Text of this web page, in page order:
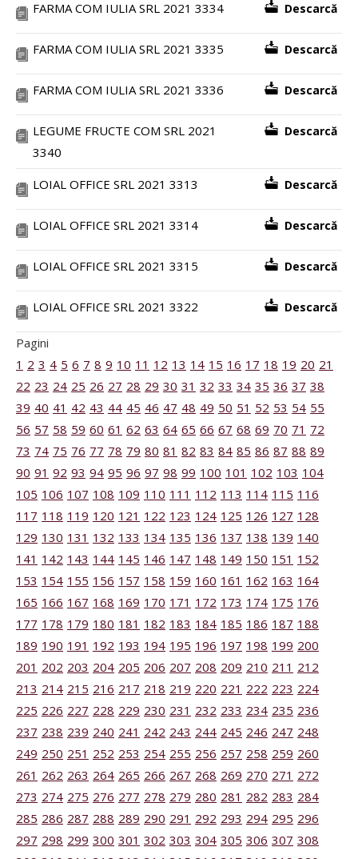
FARMA COM IULIA SRL 2021 3334 Descarcă
FARMA COM IULIA SRL 2021 3335 Descarcă
FARMA COM IULIA SRL 2021 3336 Descarcă
LEGUME FRUCTE COM SRL 2021
3340
Descarcă
LOIAL OFFICE SRL 2021 3313 Descarcă
LOIAL OFFICE SRL 2021 3314 Descarcă
LOIAL OFFICE SRL 2021 3315 Descarcă
LOIAL OFFICE SRL 2021 3322 Descarcă
Pagini
1 2 3 4 5 6 7 8 9 10 11 12 13 14 15 16 17 18 19 20 21
22 23 24 25 26 27 28 29 30 31 32 33 34 35 36 37 38
39 40 41 42 43 44 45 46 47 48 49 50 51 52 53 54 55
56 57 58 59 60 61 62 63 64 65 66 67 68 69 70 71 72
73 74 75 76 77 78 79 80 81 82 83 84 85 86 87 88 89
90 91 92 93 94 95 96 97 98 99 100 101 102 103 104
105 106 107 108 109 110 111 112 113 114 115 116
117 118 119 120 121 122 123 124 125 126 127 128
129 130 131 132 133 134 135 136 137 138 139 140
141 142 143 144 145 146 147 148 149 150 151 152
153 154 155 156 157 158 159 160 161 162 163 164
165 166 167 168 169 170 171 172 173 174 175 176
177 178 179 180 181 182 183 184 185 186 187 188
189 190 191 192 193 194 195 196 197 198 199 200
201 202 203 204 205 206 207 208 209 210 211 212
213 214 215 216 217 218 219 220 221 222 223 224
225 226 227 228 229 230 231 232 233 234 235 236
237 238 239 240 241 242 243 244 245 246 247 248
249 250 251 252 253 254 255 256 257 258 259 260
261 262 263 264 265 266 267 268 269 270 271 272
273 274 275 276 277 278 279 280 281 282 283 284
285 286 287 288 289 290 291 292 293 294 295 296
297 298 299 300 301 302 303 304 305 306 307 308